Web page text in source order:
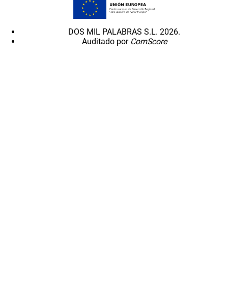
DOS MIL PALABRAS S.L. 2026.
Auditado por ComScore